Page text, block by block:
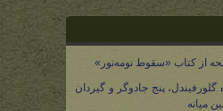
گلورفیندل، پنج جادوگر و گیردان